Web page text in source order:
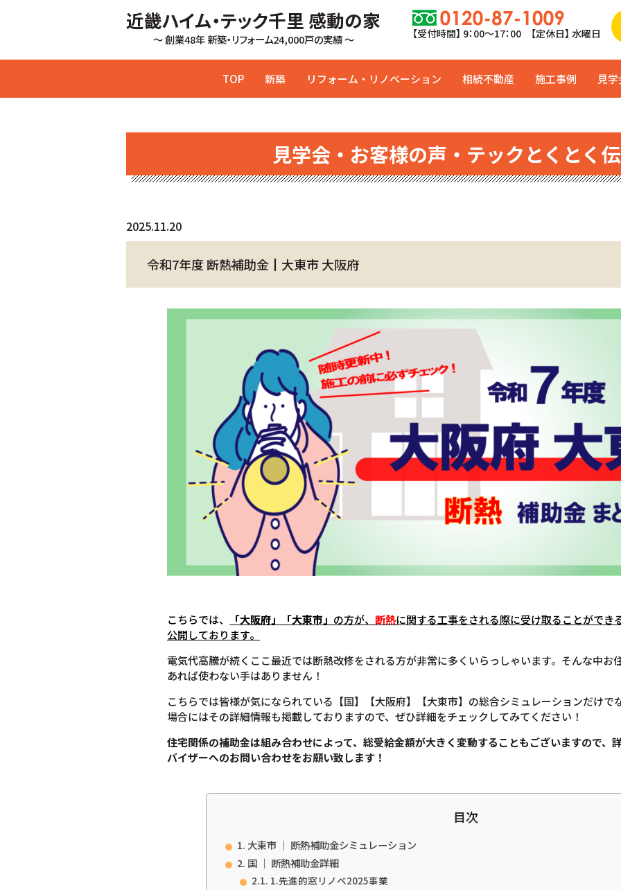
近畿ハイム・テック千里 感動の家
～ 創業48年 新築・リフォーム24,000戸の実績 ～ 【受付時間】 9：00〜17：00 【定休日】 水曜日
TOP 新築 リフォーム・リノベーション 相続不動産 施工事例 見
見学会・お客様の声・テックとくとく
2025.11.20
令和7年度 断熱補助金┃大東市 大阪府
こちらでは、 「大阪府」「大東市」 の方が、 断熱に関する工事をされる際に受け取ることができ
公開しております。
電気代高騰が続くここ最近では断熱改修をされる方が非常に多くいらっしゃいます。そんな中お
あれば使わない手はありません！
こちらでは皆様が気になられている【国】【大阪府】【大東市】の総合シミュレーションだけで
場合にはその詳細情報も掲載しておりますので、ぜひ詳細をチェックしてみてください！
住宅関係の補助金は組み合わせによって、総受給金額が大きく変動することもございますので、
バイザーへのお問い合わせをお願い致します！
目次
大東市 ｜ 断熱補助金シミュレーション
国 ｜ 断熱補助金詳細
1.先進的窓リノベ2025事業